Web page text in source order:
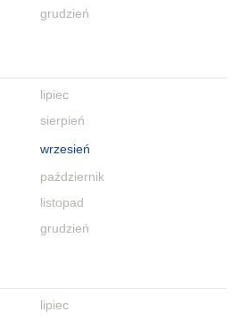
grudzień
lipiec
sierpień
wrzesień
październik
listopad
grudzień
lipiec